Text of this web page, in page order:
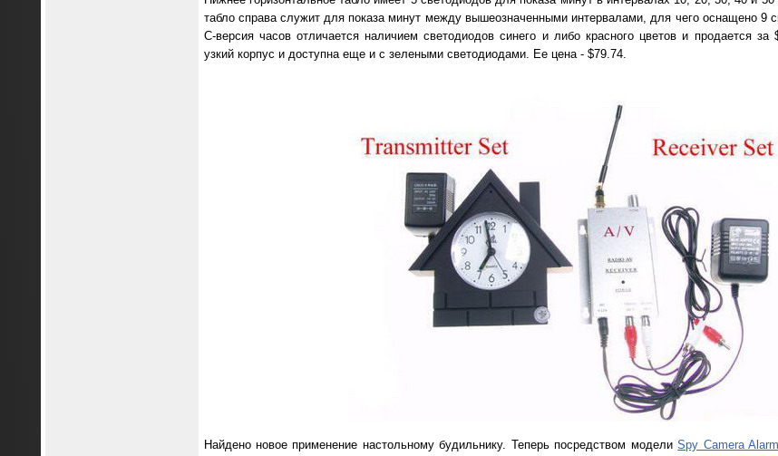
табло справа служит для показа минут между вышеозначенными интервалами, для чего оснащено 9
C-версия часов отличается наличием светодиодов синего и либо красного цветов и продается
узкий корпус и доступна еще и с зелеными светодиодами. Ее цена - $79.74.
Найдено новое применение настольному будильнику. Теперь посредством моделиSpy Camera